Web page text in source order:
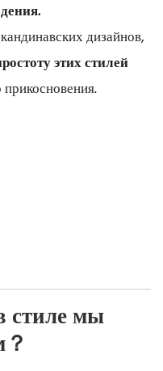
дизайнов,
этих стилей
мы